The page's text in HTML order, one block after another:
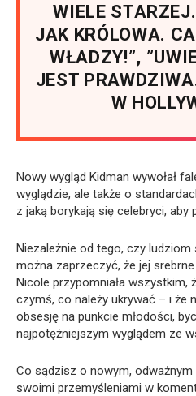
WIELE
JAK KRÓLOWA.
WŁADZY!”,
JEST
W
Nowy wygląd Kidman wywołał
wyglądzie, ale także o
z jaką borykają się celebryci,
Niezależnie od tego, czy ludziom
można zaprzeczyć, że jej srebrne
Nicole przypomniała wszystkim,
czymś, co należy ukrywać – i że
obsesję na punkcie młodości,
najpotężniejszym wyglądem ze
Co sądzisz o nowym,
swoimi przemyśleniami w